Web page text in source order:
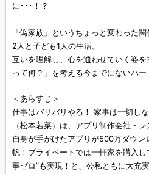
に･･･！？
「偽家族」というちょっと変わった
2人と子ども1人の生活。
互いを理解し、心を通わせていく姿
って何？」を考える今までにないハー
＜あらすじ＞
仕事はバリバリやる！ 家事は一切し
（松本若菜）は、アプリ制作会社・
自身が手がけたアプリが500万ダウ
帆！プライベートでは一軒家を購入
事ゼロ”も実現！と、公私ともに大充